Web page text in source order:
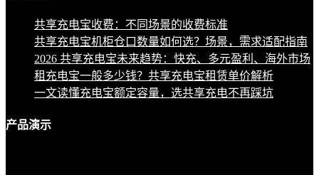
共享充电宝收费：不同场景的收费标准
共享充电宝机柜仓口数量如何选？场景，需求适配指南
2026 共享充电宝未来趋势：快充、多元盈利、海外市场
租充电宝一般多少钱？共享充电宝租赁单价解析
一文读懂充电宝额定容量，选共享充电不再踩坑
产品演示